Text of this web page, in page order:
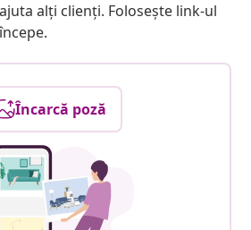
alți clienți. Folosește link-ul
Încarcă poză